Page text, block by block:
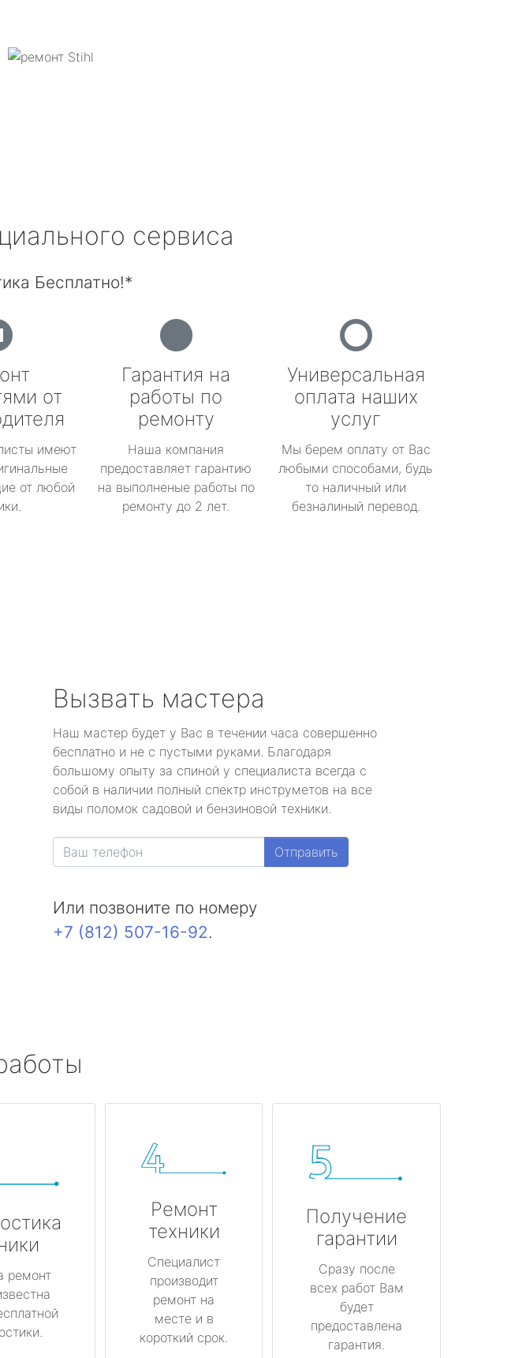
сервиса
Бесплатно!*
от
имеют
от любой
Гарантия на
работы по
ремонту
Наша компания
предоставляет гарантию
на выполненые работы по
ремонту до 2 лет.
Универсальная
оплата наших
услуг
Мы берем оплату от Вас
любыми способами, будь
то наличный или
безналиный перевод.
Вызвать мастера
Наш мастер будет у Вас в течении часа совершенно
бесплатно и не с пустыми руками. Благодаря
большому опыту за спиной у специалиста всегда с
собой в наличии полный спектр инструметов на все
виды поломок садовой и бензиновой техники.
Отправить
Или позвоните по номеру
+7 (812) 507-16-92.
ремонт
Ремонт
техники
Специалист
производит
ремонт на
месте и в
короткий срок.
Получение
гарантии
Сразу после
всех работ Вам
будет
предоставлена
гарантия.